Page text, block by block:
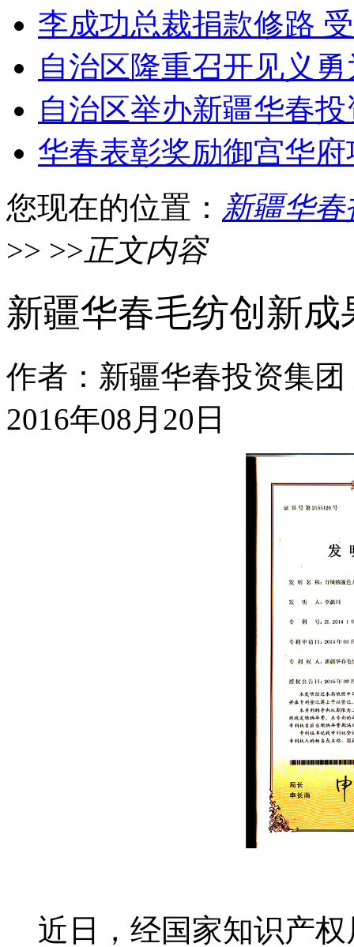
李成功总裁捐款修路
自治区隆重召开见义
自治区举办新疆华春
华春表彰奖励御宫华
您现在的位置： 新疆华
>> >>正文内容
新疆华春毛纺创新
作者：新疆华春投资集
2016年08月20日
近日，经国家知识产权